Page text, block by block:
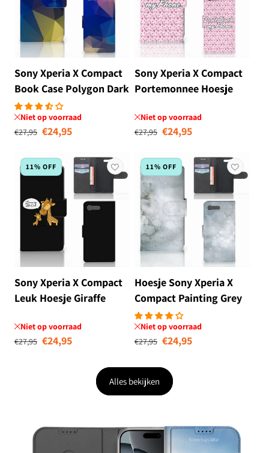
Sony Xperia X Compact
Book Case Polygon Dark
Niet op voorraad
Normale prijs
€27,95 Aanbiedingsprijs
€24,95
Sony Xperia X Compact
Portemonnee Hoesje
Niet op voorraad
Normale prijs
€27,95 €24,95
11% OFF
Sony Xperia X Compact
Leuk Hoesje Giraffe
Niet op voorraad
Normale prijs
€27,95 Aanbiedingsprijs
€24,95
11% OFF
Hoesje Sony Xperia X
Compact Painting Grey
Niet op voorraad
Normale prijs
€27,95 €24,95
Alles bekijken